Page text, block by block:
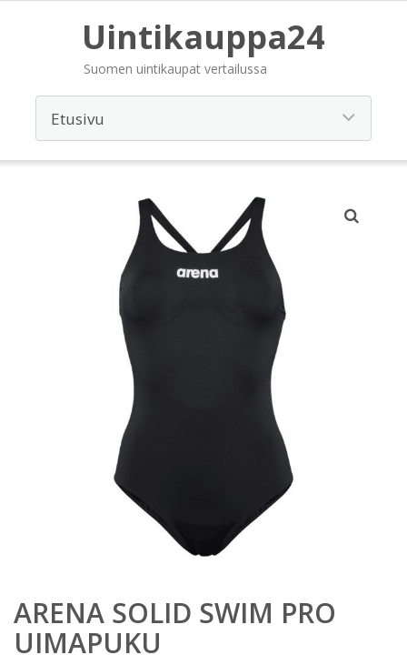
Uintikauppa24
Suomen uintikaupat vertailussa
ARENA SOLID SWIM PRO
UIMAPUKU